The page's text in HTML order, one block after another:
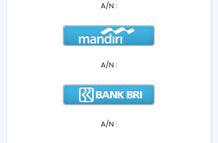
A/N :
A/N :
A/N :